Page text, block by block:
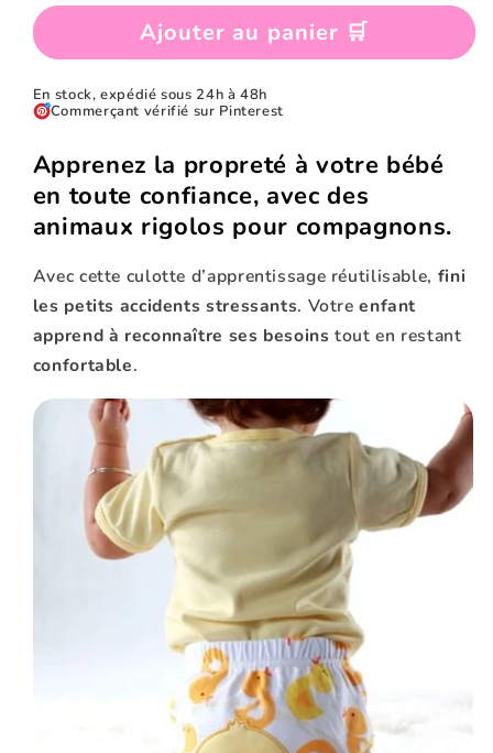
Ajouter au panier 🛒
En stock, expédié sous 24h à 48h
Commerçant vérifié sur Pinterest
Apprenez la propreté à votre bébé
en toute confiance, avec des
animaux rigolos pour compagnons.
Avec cette culotte d’apprentissage réutilisable, fini
les petits accidents stressants. Votreenfant
apprend à reconnaître ses besoins tout en restant
confortable.